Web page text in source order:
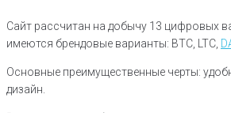
Сайт рассчитан на добычу 13 цифровых
имеются брендовые варианты: BTC, LTC,
Основные преимущественные черты:
дизайн.